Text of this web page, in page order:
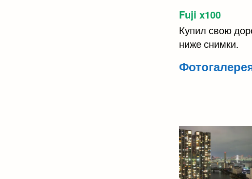
Fuji x100
Купил свою
ниже снимки.